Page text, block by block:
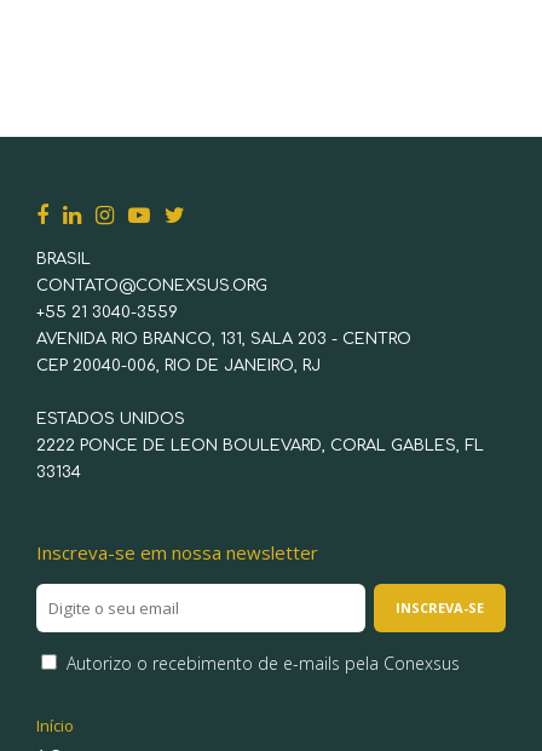
BRASIL
CONTATO@CONEXSUS.ORG
+55 21 3040-3559
AVENIDA RIO BRANCO, 131, SALA 203 - CENTRO
CEP 20040-006, RIO DE JANEIRO, RJ
ESTADOS UNIDOS
2222 PONCE DE LEON BOULEVARD, CORAL GABLES, FL
33134
Inscreva-se em nossa newsletter
Autorizo o recebimento de e-mails pela Conexsus
Início